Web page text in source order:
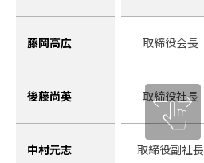
藤岡高広 取締役会長
後藤尚英 取締役社長
中村元志 取締役副社長